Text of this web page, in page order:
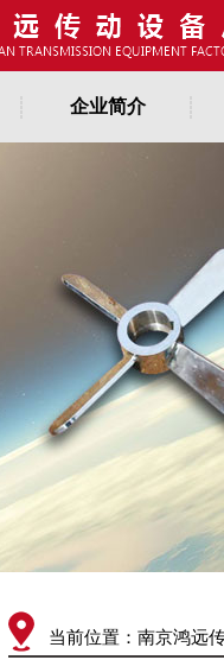
企业简介
当前位置： 南京鸿远